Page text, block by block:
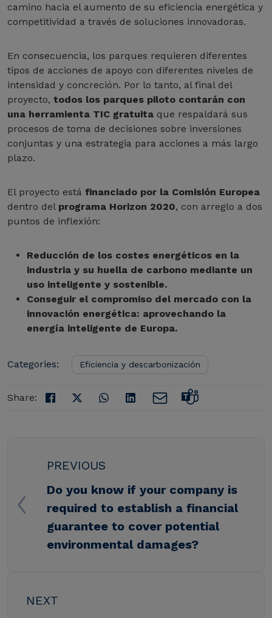
camino hacia el aumento de su eficiencia energética y
competitividad a través de soluciones innovadoras.
En consecuencia, los parques requieren diferentes
tipos de acciones de apoyo con diferentes niveles de
intensidad y concreción. Por lo tanto, al final del
proyecto, todos los parques piloto contarán con
una herramienta TIC gratuita que respaldará sus
procesos de toma de decisiones sobre inversiones
conjuntas y una estrategia para acciones a más largo
plazo.
El proyecto está financiado por la Comisión Europea
dentro del programa Horizon 2020, con arreglo a dos
puntos de inflexión:
Reducción de los costes energéticos en la
industria y su huella de carbono mediante un
uso inteligente y sostenible.
Conseguir el compromiso del mercado con la
innovación energética: aprovechando la
energía inteligente de Europa.
Categories: Eficiencia y descarbonización
Share:
PREVIOUS
Do you know if your company is
required to establish a financial
guarantee to cover potential
environmental damages?
NEXT